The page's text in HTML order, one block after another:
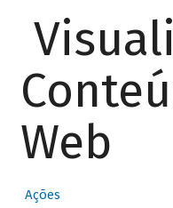
Web
Ações